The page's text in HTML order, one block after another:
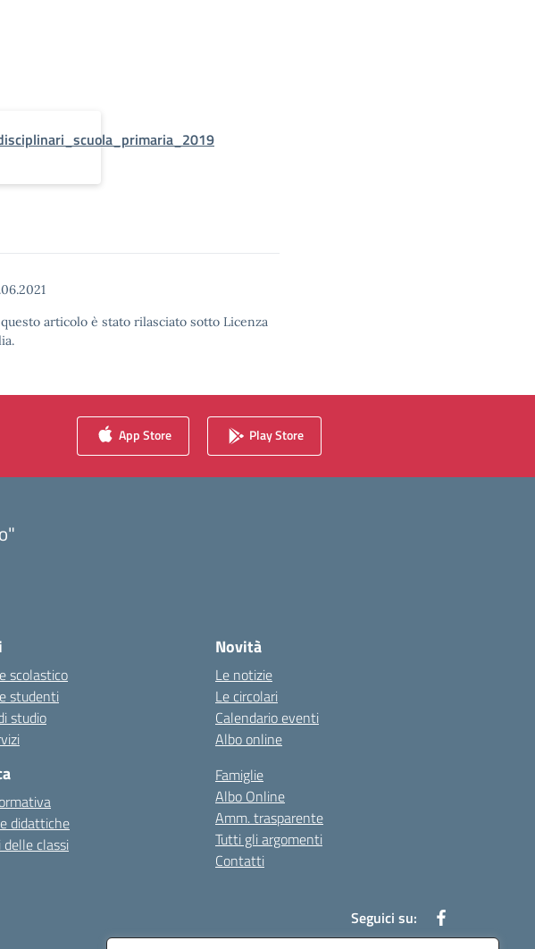
articolo è stato rilasciato sotto Licenza
App Store Play Store
scolastico
studenti
studio
didattiche
classi
Novità
Le notizie
Le circolari
Calendario eventi
Albo online
Famiglie
Albo Online
Amm. trasparente
Tutti gli argomenti
Contatti
Seguici su: